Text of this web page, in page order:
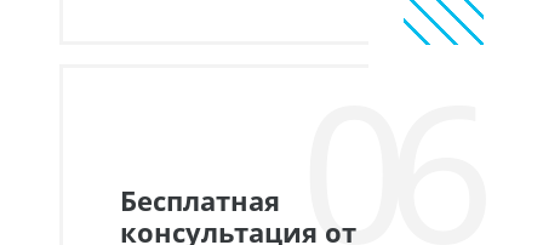
06
Бесплатная
консультация от